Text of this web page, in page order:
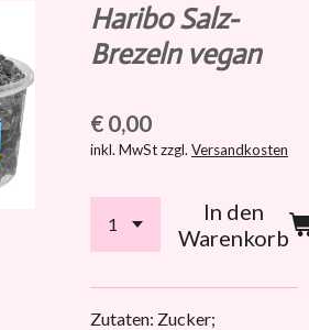
Haribo Salz-
Brezeln vegan
€ 0,00
inkl. MwSt zzgl. Versandkosten
In den
Warenkorb
Zutaten: Zucker;